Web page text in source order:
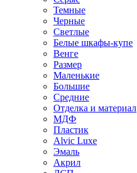
Темные
Черные
Светлые
Белые шкафы-купе
Венге
Размер
Маленькие
Большие
Средние
Отделка и материал
МДФ
Пластик
Alvic Luxe
Эмаль
Акрил